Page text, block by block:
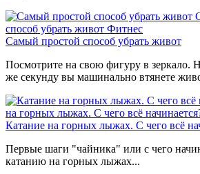
способ убрать живот Фитнес
Самый простой способ убрать живот
Посмотрите на свою фигуру в зеркало.
же секунду вы машинально втянете
на горных лыжах. С чего всё
Катание на горных лыжах. С чего всё
Первые шаги "чайника" или с чего
катанию на горных лыжах...